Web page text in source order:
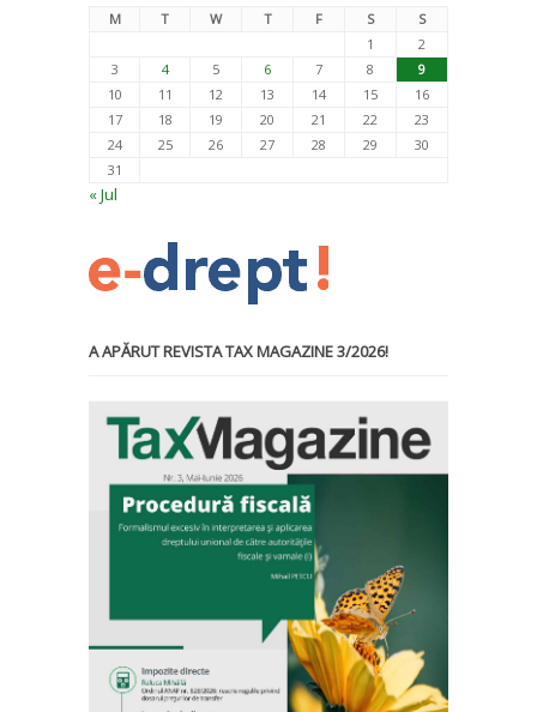
M
T W T F S
S
1
2
3
4 5 6 7 8
9
10
11 12 13 14 15
16
17
18 19 20 21 22
23
24
25 26 27 28 29
30
31
« Jul
A APĂRUT REVISTA TAX MAGAZINE 3/2026!